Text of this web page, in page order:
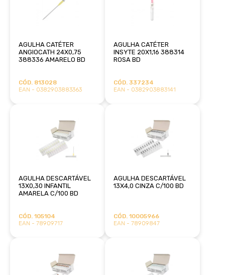
AGULHA CATÉTER
ANGIOCATH 24X0,75
388336 AMARELO BD
CÓD. 813028
EAN - 0382903883363
AGULHA CATÉTER
INSYTE 20X1,16 388314
ROSA BD
CÓD. 337234
EAN - 0382903883141
AGULHA DESCARTÁVEL
13X0,30 INFANTIL
AMARELA C/100 BD
CÓD. 105104
EAN - 78909717
AGULHA DESCARTÁVEL
13X4,0 CINZA C/100 BD
CÓD. 10005966
EAN - 78909847